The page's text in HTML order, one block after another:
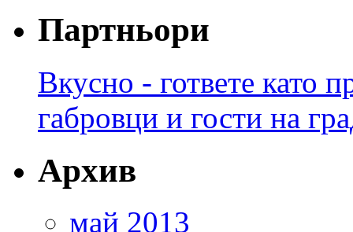
Партньори
Вкусно - гответе като
габровци и гости на
Архив
май 2013